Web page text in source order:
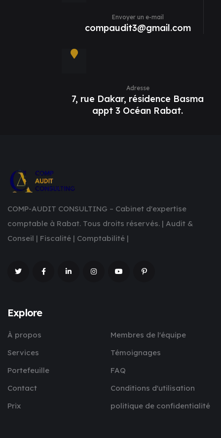
Envoyer un e-mail
compaudit3@gmail.com
Adresse
7, rue Dakar, résidence Basma
appt 3 Océan Rabat.
COMP-AUDIT CONSULTING – Cabinet d'expertise
comptable à Rabat. Tous droits réservés. | Audit &
Conseil | Fiscalité | Comptabilité |
Explore
À propos
Membres de l'équipe
Services
Témoignages
Portefeuille
FAQ
Contact
Conditions d'utilisation
Prix
politique de confidentialité